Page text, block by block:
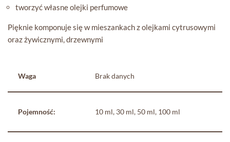
tworzyć własne olejki perfumowe
Pięknie komponuje się w mieszankach z olejkami cytrusowymi
oraz żywicznymi, drzewnymi
Waga Brak danych
Pojemność: 10 ml, 30 ml, 50 ml, 100 ml